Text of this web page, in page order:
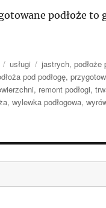
podłoże to
Kategorie
usługi Tagi
jastrych,podłoże
pod podłogę,
, remont podłogi,
,wylewka podłogowa,